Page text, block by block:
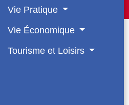
Vie Pratique
Vie Économique
Tourisme et Loisirs